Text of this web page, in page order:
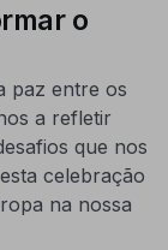
o
paz entre os
a refletir
que nos
celebração
na nossa